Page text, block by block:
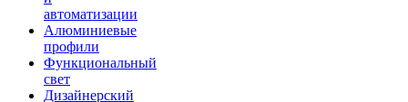
автоматизации
Алюминиевые
профили
Функциональный
свет
Дизайнерский